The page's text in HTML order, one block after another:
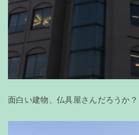
面白い建物、仏具屋さんだろうか？